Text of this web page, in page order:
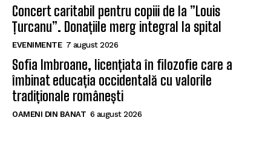
Concert caritabil pentru copiii de la ”Louis
Țurcanu”. Donațiile merg integral la spital
EVENIMENTE 7 august 2026
Sofia Imbroane, licențiata în filozofie care a
îmbinat educația occidentală cu valorile
tradiționale românești
OAMENI DIN BANAT 6 august 2026